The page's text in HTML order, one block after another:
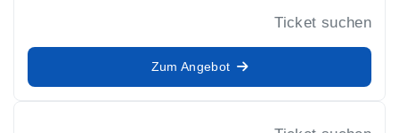
Ticket suchen
Zum Angebot